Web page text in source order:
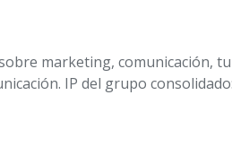
marketing, comunicación,
IP del grupo